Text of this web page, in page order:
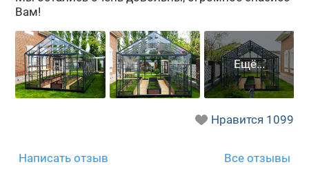
Вам!
Нравится 1099
Написать отзыв Все отзывы